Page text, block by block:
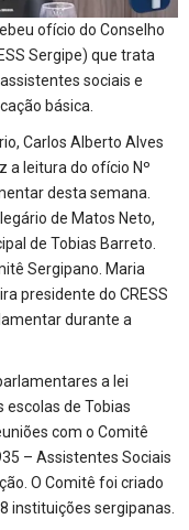
ofício do Conselho
Sergipe) que trata
sociais e
básica.
Carlos Alberto Alves
a leitura do ofício Nº
desta semana.
de Matos Neto,
de Tobias Barreto.
Sergipano. Maria
presidente do CRESS
durante a
a lei
de Tobias
com o Comitê
– Assistentes Sociais
O Comitê foi criado
instituições sergipanas.